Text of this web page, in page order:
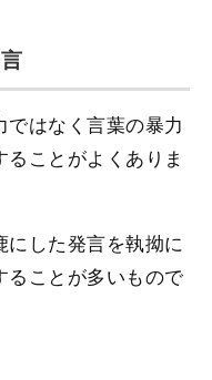
はなく言葉の暴力
ことがよくありま
した発言を執拗に
ことが多いもので